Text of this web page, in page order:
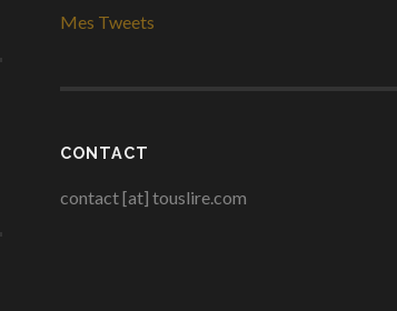
Mes Tweets
CONTACT
contact [at] touslire.com